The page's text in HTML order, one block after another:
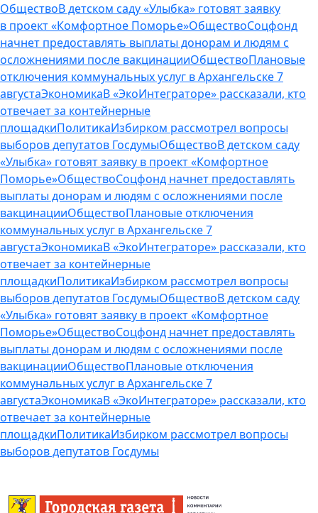
ОбществоВ детском саду «Улыбка» готовят заявку
в проект «Комфортное Поморье»ОбществоСоцфонд
начнет предоставлять выплаты донорам и людям с
осложнениями после вакцинацииОбществоПлановые
отключения коммунальных услуг в Архангельске 7
августаЭкономикаВ «ЭкоИнтеграторе» рассказали, кто
отвечает за контейнерные
площадкиПолитикаИзбирком рассмотрел вопросы
выборов депутатов ГосдумыОбществоВ детском саду
«Улыбка» готовят заявку в проект «Комфортное
Поморье»ОбществоСоцфонд начнет предоставлять
выплаты донорам и людям с осложнениями после
вакцинацииОбществоПлановые отключения
коммунальных услуг в Архангельске 7
августаЭкономикаВ «ЭкоИнтеграторе» рассказали, кто
отвечает за контейнерные
площадкиПолитикаИзбирком рассмотрел вопросы
выборов депутатов ГосдумыОбществоВ детском саду
«Улыбка» готовят заявку в проект «Комфортное
Поморье»ОбществоСоцфонд начнет предоставлять
выплаты донорам и людям с осложнениями после
вакцинацииОбществоПлановые отключения
коммунальных услуг в Архангельске 7
августаЭкономикаВ «ЭкоИнтеграторе» рассказали, кто
отвечает за контейнерные
площадкиПолитикаИзбирком рассмотрел вопросы
выборов депутатов Госдумы